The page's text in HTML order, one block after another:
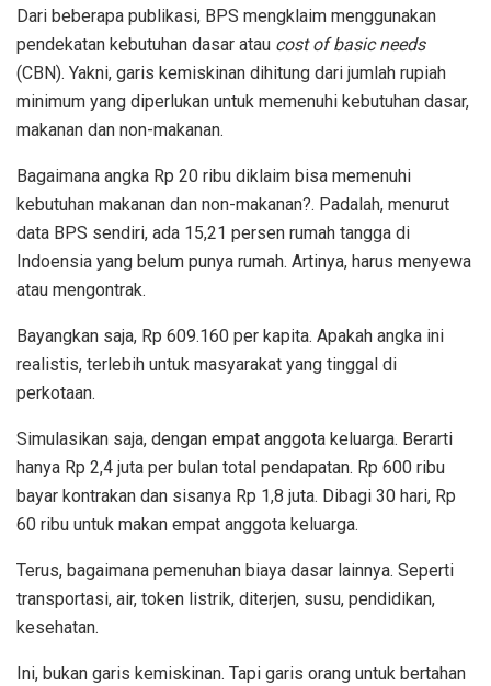
Dari beberapa publikasi, BPS mengklaim menggunakan
pendekatan kebutuhan dasar atau cost of basic needs
(CBN). Yakni, garis kemiskinan dihitung dari jumlah rupiah
minimum yang diperlukan untuk memenuhi kebutuhan dasar,
makanan dan non-makanan.
Bagaimana angka Rp 20 ribu diklaim bisa memenuhi
kebutuhan makanan dan non-makanan?. Padalah, menurut
data BPS sendiri, ada 15,21 persen rumah tangga di
Indoensia yang belum punya rumah. Artinya, harus menyewa
atau mengontrak.
Bayangkan saja, Rp 609.160 per kapita. Apakah angka ini
realistis, terlebih untuk masyarakat yang tinggal di
perkotaan.
Simulasikan saja, dengan empat anggota keluarga. Berarti
hanya Rp 2,4 juta per bulan total pendapatan. Rp 600 ribu
bayar kontrakan dan sisanya Rp 1,8 juta. Dibagi 30 hari, Rp
60 ribu untuk makan empat anggota keluarga.
Terus, bagaimana pemenuhan biaya dasar lainnya. Seperti
transportasi, air, token listrik, diterjen, susu, pendidikan,
kesehatan.
Ini, bukan garis kemiskinan. Tapi garis orang untuk bertahan